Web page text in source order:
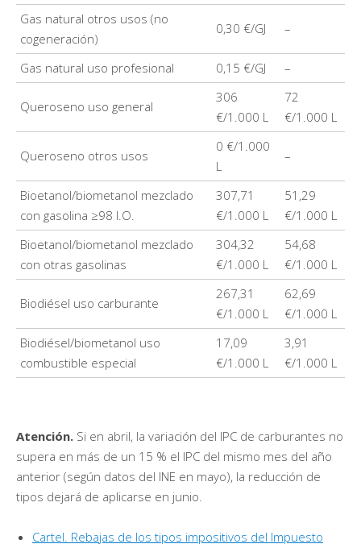
Gas natural otros usos (no
cogeneración)
0,30 €/GJ –
Gas natural uso profesional 0,15 €/GJ –
Queroseno uso general
306
€/1.000 L
72
€/1.000 L
Queroseno otros usos
0 €/1.000
L
–
Bioetanol/biometanol mezclado
con gasolina ≥98 I.O.
307,71
€/1.000 L
51,29
€/1.000 L
Bioetanol/biometanol mezclado
con otras gasolinas
304,32
€/1.000 L
54,68
€/1.000 L
Biodiésel uso carburante
267,31
€/1.000 L
62,69
€/1.000 L
Biodiésel/biometanol uso
combustible especial
17,09
€/1.000 L
3,91
€/1.000 L
Atención. Si en abril, la variación del IPC de carburantes no
supera en más de un 15 % el IPC del mismo mes del año
anterior (según datos del INE en mayo), la reducción de
tipos dejará de aplicarse en junio.
Cartel. Rebajas de los tipos impositivos del Impuesto